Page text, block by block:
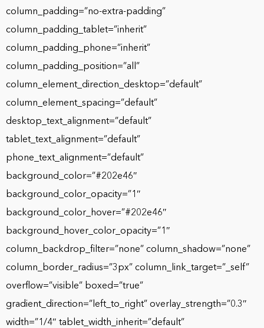
column_padding=”no-extra-padding”
column_padding_tablet=”inherit”
column_padding_phone=”inherit”
column_padding_position=”all”
column_element_direction_desktop=”default”
column_element_spacing=”default”
desktop_text_alignment=”default”
tablet_text_alignment=”default”
phone_text_alignment=”default”
background_color=”#202e46″
background_color_opacity=”1″
background_color_hover=”#202e46″
background_hover_color_opacity=”1″
column_backdrop_filter=”none” column_shadow=”none”
column_border_radius=”3px” column_link_target=”_self”
overflow=”visible” boxed=”true”
gradient_direction=”left_to_right” overlay_strength=”0.3″
width=”1/4″ tablet_width_inherit=”default”